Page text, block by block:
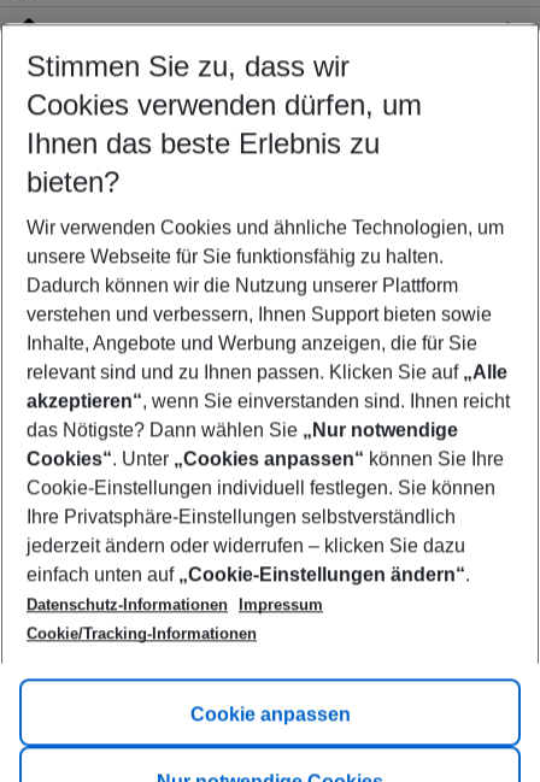
Location
Customize your offer
Find the perfect deal which suits your best
Your departure airport
Any airport
Select your date range
08/08/26–06/08/27 5-8 nights
Who will travel
2 adults No children
Show more filter
Footer
Footer navigation
Title A
Link A
Stimmen Sie zu, dass wir
Cookies verwenden dürfen, um
Ihnen das beste Erlebnis zu
bieten?
Wir verwenden Cookies und ähnliche Technologien, um
unsere Webseite für Sie funktionsfähig zu halten.
Dadurch können wir die Nutzung unserer Plattform
verstehen und verbessern, Ihnen Support bieten sowie
Inhalte, Angebote und Werbung anzeigen, die für Sie
relevant sind und zu Ihnen passen. Klicken Sie auf „Alle
akzeptieren“, wenn Sie einverstanden sind. Ihnen reicht
das Nötigste? Dann wählen Sie „Nur notwendige
Cookies“. Unter „Cookies anpassen“ können Sie Ihre
Cookie-Einstellungen individuell festlegen. Sie können
Ihre Privatsphäre-Einstellungen selbstverständlich
jederzeit ändern oder widerrufen – klicken Sie dazu
einfach unten auf „Cookie-Einstellungen ändern“.
Datenschutz-Informationen
Impressum
Cookie/Tracking-Informationen
Cookie anpassen